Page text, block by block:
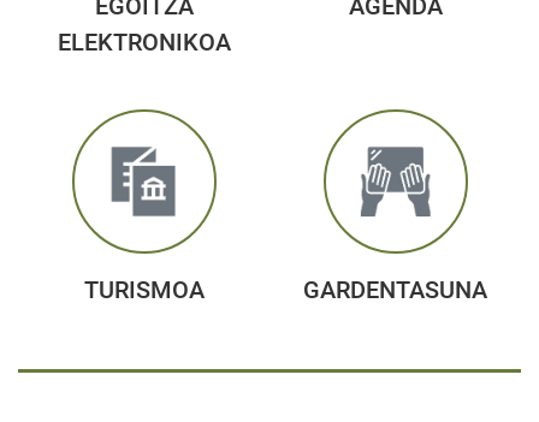
EGOITZA
ELEKTRONIKOA
AGENDA
TURISMOA GARDENTASUNA